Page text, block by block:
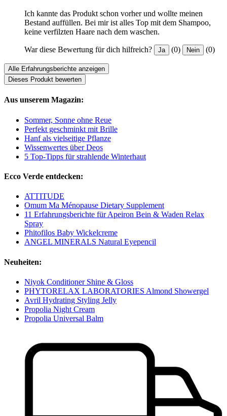
Ich kannte das Produkt schon vorher und wollte meinen
Bestand auffüllen. Bei mir ist alles Top mit dem Shampoo,
keine verfilzten Haare nach dem waschen.
War diese Bewertung für dich hilfreich? Ja (0) Nein (0)
Alle Erfahrungsberichte anzeigen
Dieses Produkt bewerten
Aus unserem Magazin:
Sommer, Sonne ohne Reue
Perfekt geschminkt mit Brille
Hanf als vielseitige Pflanze
Wissenwertes über Deos
5 Top-Tipps für strahlende Winterhaut
Ecco Verde entdecken:
ATTITUDE
Omum Ma Ménopause Dietary Supplement
11 Erfahrungsberichte für Apeiron Bein & Waden Relax
Spray
Phitofilos Baby Wickelcreme
ANGEL MINERALS Natural Eyepencil
Neuheiten:
Niyok Conditioner Shine & Gloss
PHYTORELAX LABORATORIES Almond Showergel
Avril Hydrating Styling Jelly
Propolia Night Cream
Propolia Universal Balm